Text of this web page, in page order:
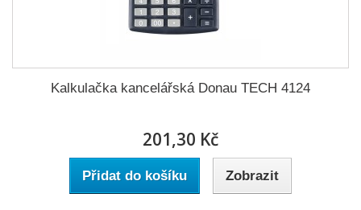
Kalkulačka kancelářská Donau TECH 4124
201,30 Kč
Přidat do košíku Zobrazit